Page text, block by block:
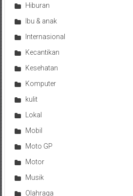
Hiburan
Ibu & anak
Internasional
Kecantikan
Kesehatan
Komputer
kulit
Lokal
Mobil
Moto GP
Motor
Musik
Olahraga